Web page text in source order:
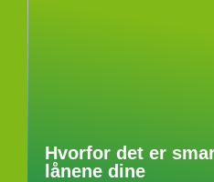
Hvorfor det er
lånene dine